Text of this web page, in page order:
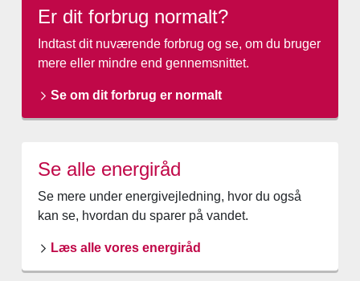
Er dit forbrug normalt?
Indtast dit nuværende forbrug og se, om du bruger
mere eller mindre end gennemsnittet.
Se om dit forbrug er normalt
Se alle energiråd
Se mere under energivejledning, hvor du også
kan se, hvordan du sparer på vandet.
Læs alle vores energiråd